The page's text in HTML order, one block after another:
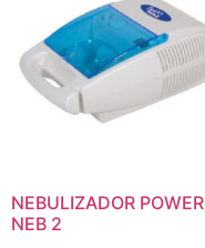
NEBULIZADOR POWER
NEB 2